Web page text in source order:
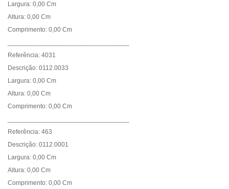
Largura: 0,00 Cm
Altura: 0,00 Cm
Comprimento: 0,00 Cm
Referência: 4031
Descrição: 0112.0033
Largura: 0,00 Cm
Altura: 0,00 Cm
Comprimento: 0,00 Cm
Referência: 463
Descrição: 0112.0001
Largura: 0,00 Cm
Altura: 0,00 Cm
Comprimento: 0,00 Cm